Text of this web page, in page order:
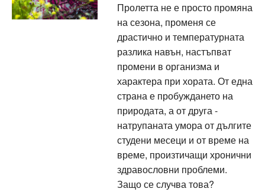
Пролетта не е просто промяна
на сезона, променя се
драстично и температурната
разлика навън, настъпват
промени в организма и
характера при хората. От една
страна е пробуждането на
природата, а от друга -
натрупаната умора от дългите
студени месеци и от време на
време, произтичащи хронични
здравословни проблеми.
Защо се случва това?